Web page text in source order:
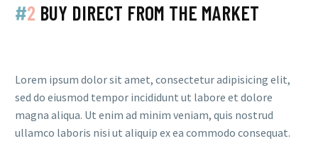
#2 BUY DIRECT FROM THE MARKET
Lorem ipsum dolor sit amet, consectetur adipisicing elit,
sed do eiusmod tempor incididunt ut labore et dolore
magna aliqua. Ut enim ad minim veniam, quis nostrud
ullamco laboris nisi ut aliquip ex ea commodo consequat.